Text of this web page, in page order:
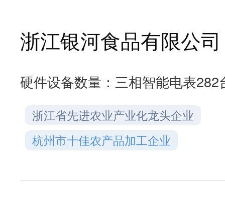
浙江银河食品有限公司
硬件设备数量： 三相智能电表282
浙江省先进农业产业化龙头企业
杭州市十佳农产品加工企业